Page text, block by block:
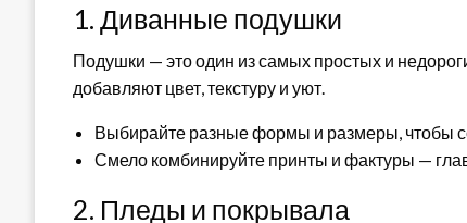
1. Диванные подушки
Подушки — это один из самых простых и
добавляют цвет, текстуру и уют.
Выбирайте разные формы и размеры, чтобы
Смело комбинируйте принты и фактуры —
2. Пледы и покрывала